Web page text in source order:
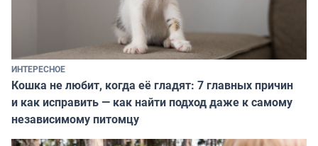
ИНТЕРЕСНОЕ
Кошка не любит, когда её гладят: 7 главных причин
и как исправить — как найти подход даже к самому
независимому питомцу